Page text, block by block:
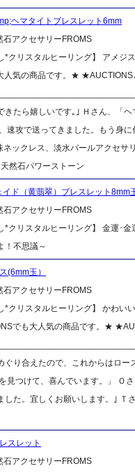
ヘマタイトブレスレット6mm
アクセサリーFROMS
*クリスタルヒーリング】 アメ
人気の商品です。★ ★AUCTIONS
たら嬉しいです｡｣ Ｈさん、「
速攻で送ってきました。もう身
ックレス、淡水パールアクセサ
然石パワーストーン
イド（黄翡翠）ブレスレット8mm
アクセサリーFROMS
クリスタルヒーリング】 金運･
！不思議～
(6mm玉）
アクセサリーFROMS
クリスタルヒーリング】 かわい
でも大人気の商品です。★
ぐり合えたので、これからはロー
見つけて、喜んでいます。」 Ｏ
した。宜しくお願いします。｣ Ｔ
スレット
アクセサリーFROMS